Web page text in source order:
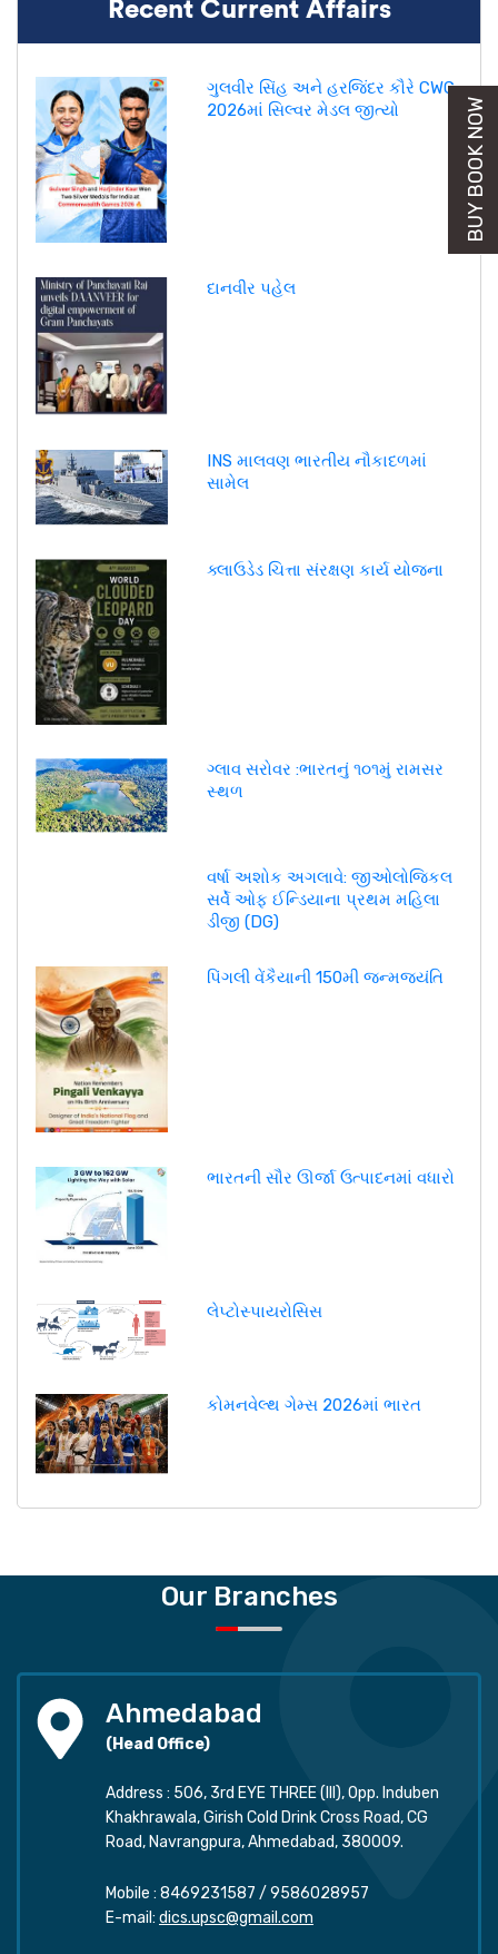
Recent Current Affairs
ગુલવીર સિંહ અને હરજિંદર કૌરે CWG
2026માં સિલ્વર મેડલ જીત્યો
દાનવીર પહેલ
INS માલવણ ભારતીય નૌકાદળમાં
સામેલ
ક્લાઉડેડ ચિત્તા સંરક્ષણ કાર્ય યોજના
ગ્લાવ સરોવર :ભારતનું ૧૦૧મું રામસર
સ્થળ
વર્ષા અશોક અગલાવે: જીઓલોજિકલ
સર્વે ઓફ ઈન્ડિયાના પ્રથમ મહિલા
ડીજી (DG)
પિંગલી વેંકૈયાની 150મી જન્મજયંતિ
ભારતની સૌર ઊર્જા ઉત્પાદનમાં વધારો
લેપ્ટોસ્પાયરોસિસ
કોમનવેલ્થ ગેમ્સ 2026માં ભારત
Our Branches
Ahmedabad
(Head Office)
Address : 506, 3rd EYE THREE (III), Opp. Induben
Khakhrawala, Girish Cold Drink Cross Road, CG
Road, Navrangpura, Ahmedabad, 380009.
Mobile : 8469231587 / 9586028957
E-mail: dics.upsc@gmail.com
BUY BOOK NOW